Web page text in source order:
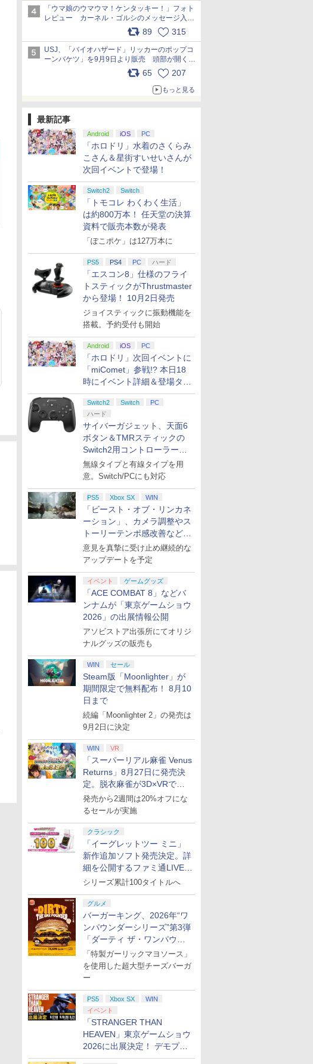
「ウマ娘のウマウマ！ケンタッキー！」フォト
レビュー カーネル・ゴルシのメッセージ入り
パッケージや描き下ろしトレカなどが登場
89 315
USJ、「バイオハザード」リッカーのポップコ
ーンバケツ」を9月9日より販売 頭部が開く仕
組み。味は恐怖を堪のう「味噌フレーバー」
65 207
もっと見る
最新記事
Android iOS PC
「ホロドリ」水着のさくらみ
こさん＆星街すいせいさんが
次回イベントで登場！
Switch2 Switch
「トモコレ わくわく生活」
は約800万本！ 任天堂の決算
資料で販売本数が発表
「ぽこポケ」は127万本に
PS5 PS4 PC ハード
「エスコン8」仕様のフライ
トスティックがThrustmaster
から登場！ 10月2日発売
ジョイスティックに振動機能を
搭載。予約受付も開始
Android iOS PC
「ホロドリ」次回イベントに
「miComet」参戦!? 本日18
時にイベント詳細＆登場タレ
ント公開
Switch2 Switch
PC
ハード
サイバーガジェット、天面6
ボタン＆TMRスティックの
Switch2用コントローラーを9
月下旬発売！
無線タイプと有線タイプを用
意。Switch/PCにも対応
PS5 Xbox SX WIN
「ビースト・オブ・リンカネ
ーション」、カメラ調整やス
トーリーテンポ感改善などの
アプデを1週間以内に実施
意見を真摯に受け止め継続的な
アップデートを予定
イベント ゲームグッズ
「ACE COMBAT 8」などバ
ンナムが「東京ゲームショウ
2026」の出展情報公開
アソビストア出張所にてオリジ
ナルグッズの販売も
WIN セール
Steam版「Moonlighter」が
期間限定で無料配布！ 8月10
日まで
続編「Moonlighter 2」の発売は
9月2日に決定
WIN VR
「スーパーリアル麻雀 Venus
Returns」8月27日に発売決
定。脱衣麻雀が3D×VRで復
活
発売から2週間は20%オフにな
るセールが実施
クラシック
「イーグレットツー ミニ」
新作追加ソフト発売決定。詳
細を公開するファミ通LIVEが
8月27日20時から配信
シリーズ累計100タイトルへ
グルメ
バーガーキング、2026年“ワ
ンパウンダーシリーズ”第3弾
「ダーティ ザ・ワンパウン
ダー」を8月7日発売
「特製ガーリックマヨソース」
を使用した超大型チーズバーガ
ー
PS5 Xbox SX
WIN
イベント
「STRANGER THAN
HEAVEN」東京ゲームショウ
2026に出展決定！ デモプレ
イや体験型展示も